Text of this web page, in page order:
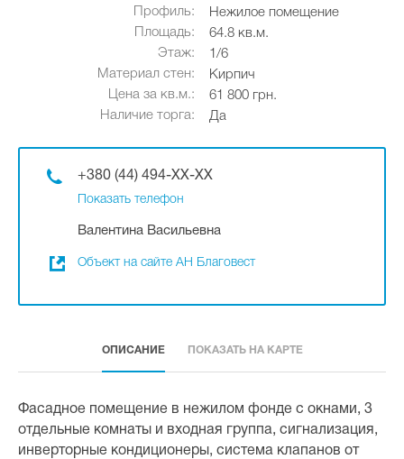
Профиль:
Нежилое помещение
Площадь:
64.8 кв.м.
Этаж:
1/6
Материал стен:
Кирпич
Цена за кв.м.:
61 800 грн.
Наличие торга:
Да
+380 (44) 494-XX-XX
Показать телефон
Валентина Васильевна
Объект на сайте АН Благовест
ОПИСАНИЕ ПОКАЗАТЬ НА КАРТЕ
Фасадное помещение в нежилом фонде с окнами, 3
отдельные комнаты и входная группа, сигнализация,
инверторные кондиционеры, система клапанов от